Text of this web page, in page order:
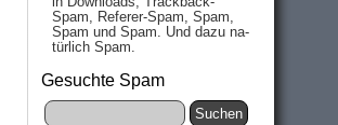
Spam, Re­fe­rer-Spam, Spam,
Spam und Spam. Und da­zu na­
tür­lich Spam.
Gesuchte Spam